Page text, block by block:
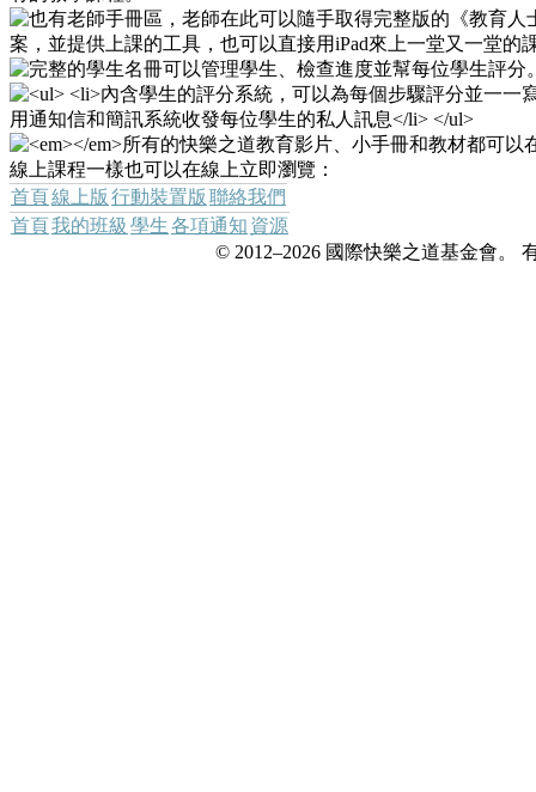
首頁線上版 行動裝置版 聯絡我們
首頁我的班級 學生各項通知 資源
© 2012–2026 國際快樂之道基金會。